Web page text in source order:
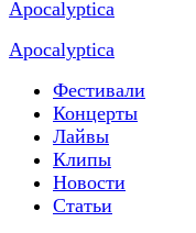
Apocalyptica
Фестивали
Концерты
Лайвы
Клипы
Новости
Статьи